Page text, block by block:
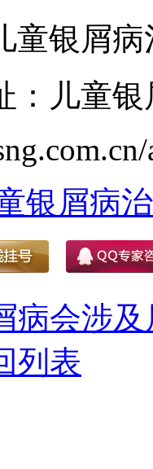
童银屑
：儿童
银屑病
病会涉及
列表